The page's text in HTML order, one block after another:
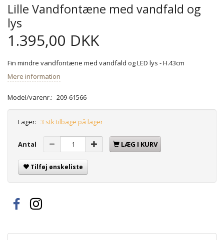
Lille Vandfontæne med vandfald og
lys
1.395,00 DKK
Fin mindre vandfontæne med vandfald og LED lys - H.43cm
Mere information
Model/varenr.: 209-61566
Lager: 3 stk tilbage på lager
Antal LÆG I KURV
Tilføj ønskeliste